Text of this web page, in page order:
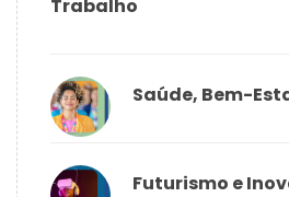
Trabalho
Saúde, Bem-
Futurismo e